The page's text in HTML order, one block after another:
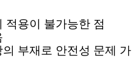
적용이 불가능한 점
부재로 안전성 문제 가